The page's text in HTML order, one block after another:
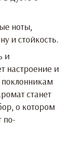
ноты,
и стойкость.
и
настроение и
станет
о котором
по-